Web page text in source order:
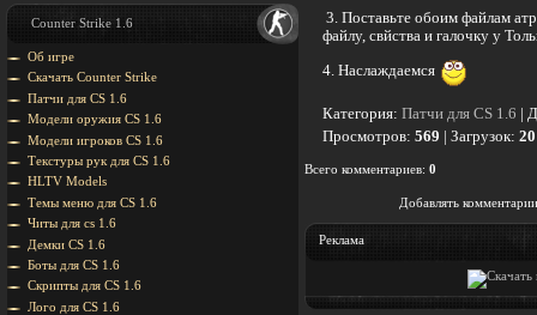
Counter Strike 1.6
Об игре
Скачать Counter Strike
Патчи для CS 1.6
Модели оружия CS 1.6
Модели игроков CS 1.6
Текстуры рук для CS 1.6
HLTV Models
Темы меню для CS 1.6
Читы для cs 1.6
Демки CS 1.6
Боты для CS 1.6
Скрипты для CS 1.6
Лого для CS 1.6
3. Поставьте обоим файлам
файлу, свйства и галочку у
4. Наслаждаемся
Категория: Патчи для CS 1.6 |
Просмотров: 569 | Загрузок:
Всего комментариев: 0
Добавлять
Реклама